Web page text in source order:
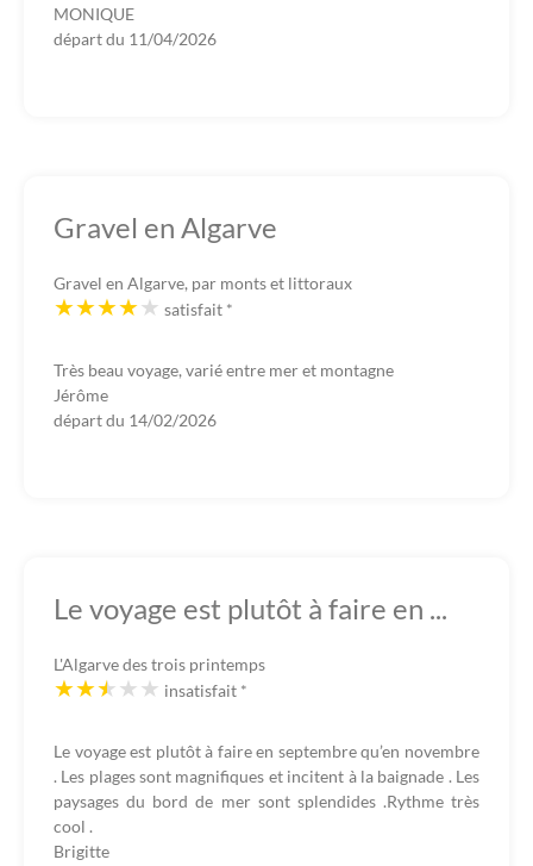
MONIQUE
départ du 11/04/2026
Gravel en Algarve
Gravel en Algarve, par monts et littoraux
satisfait *
Très beau voyage, varié entre mer et montagne
Jérôme
départ du 14/02/2026
Le voyage est plutôt à faire en ...
L'Algarve des trois printemps
insatisfait *
Le voyage est plutôt à faire en septembre qu’en novembre
. Les plages sont magnifiques et incitent à la baignade . Les
paysages du bord de mer sont splendides .Rythme très
cool .
Brigitte